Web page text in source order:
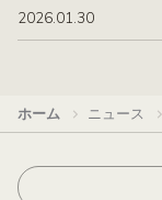
2026.01.30
ホーム ニュース